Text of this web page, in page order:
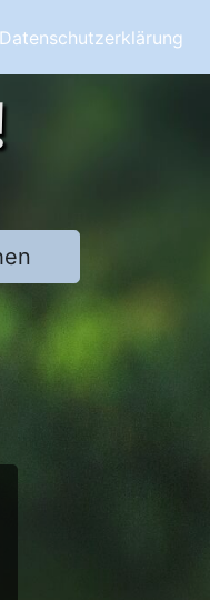
Datenschutzerklärung